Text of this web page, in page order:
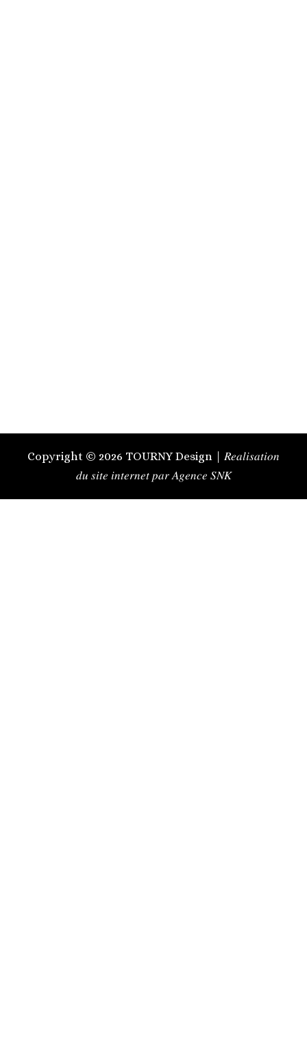
Copyright © 2026 TOURNY Design | 𝑅𝑒𝑎𝑙𝑖𝑠𝑎𝑡𝑖𝑜𝑛
𝑑𝑢 𝑠𝑖𝑡𝑒 𝑖𝑛𝑡𝑒𝑟𝑛𝑒𝑡 𝑝𝑎𝑟 𝐴𝑔𝑒𝑛𝑐𝑒 𝑆𝑁𝐾